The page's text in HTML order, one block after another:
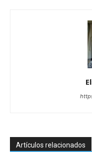
Artículos relacionados